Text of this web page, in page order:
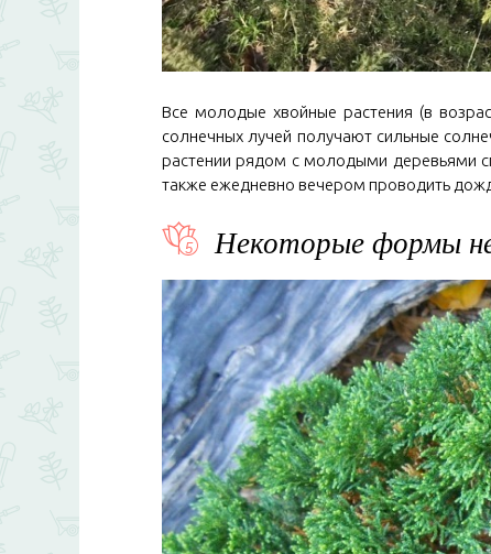
Все молодые хвойные растения (в
солнечных лучей получают сильные
растении рядом с молодыми деревьями
также ежедневно вечером проводить
Некоторые формы